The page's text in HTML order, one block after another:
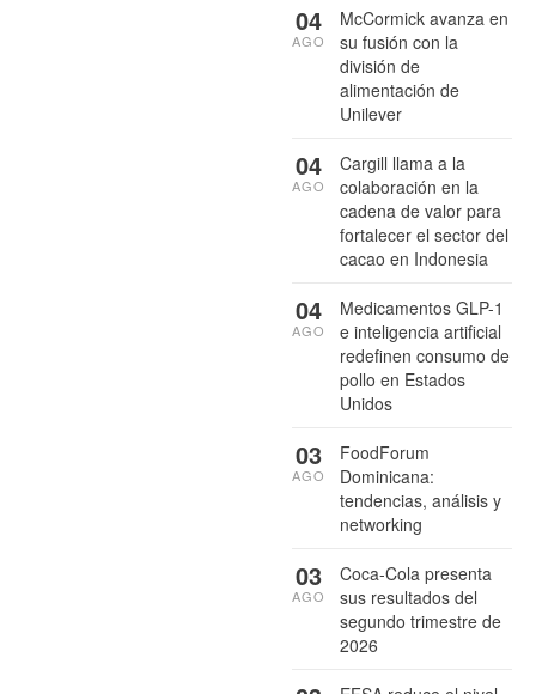
McCormick avanza en
su fusión con la
división de
alimentación de
Unilever
04
AGO
Cargill llama a la
colaboración en la
cadena de valor para
fortalecer el sector del
cacao en Indonesia
04
AGO
Medicamentos GLP-1
e inteligencia artificial
redefinen consumo de
pollo en Estados
Unidos
04
AGO
FoodForum
Dominicana:
tendencias, análisis y
networking
03
AGO
Coca-Cola presenta
sus resultados del
segundo trimestre de
2026
03
AGO